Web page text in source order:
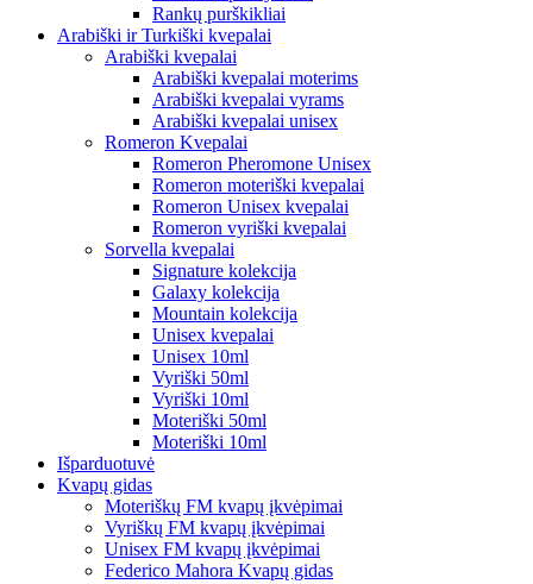
Rankų purškikliai
Arabiški ir Turkiški kvepalai
Arabiški kvepalai
Arabiški kvepalai moterims
Arabiški kvepalai vyrams
Arabiški kvepalai unisex
Romeron Kvepalai
Romeron Pheromone Unisex
Romeron moteriški kvepalai
Romeron Unisex kvepalai
Romeron vyriški kvepalai
Sorvella kvepalai
Signature kolekcija
Galaxy kolekcija
Mountain kolekcija
Unisex kvepalai
Unisex 10ml
Vyriški 50ml
Vyriški 10ml
Moteriški 50ml
Moteriški 10ml
Išparduotuvė
Kvapų gidas
Moteriškų FM kvapų įkvėpimai
Vyriškų FM kvapų įkvėpimai
Unisex FM kvapų įkvėpimai
Federico Mahora Kvapų gidas